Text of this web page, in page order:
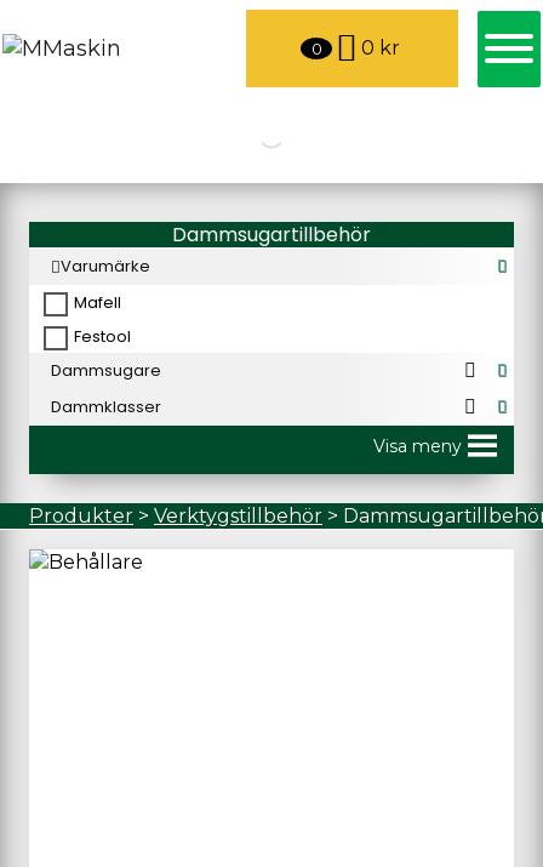
0 0 kr
Dammsugartillbehör
Varumärke
Mafell
Festool
Dammsugare
Dammklasser
Visa meny
Produkter > Verktygstillbehör >